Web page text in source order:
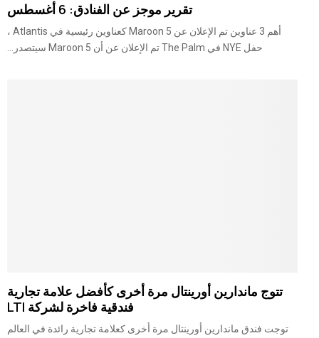
تقرير موجز عن الفنادق: 6 أغسطس
أهم 3 عناوين تم الإعلان عن Maroon 5 كعناوين رئيسية في Atlantis ،
حفل NYE في The Palm تم الإعلان عن أن Maroon 5 سيتصدر...
تتوج ماندارين أورينتال مرة أخرى كأفضل علامة تجارية
فندقية فاخرة لشركة LTI
توجت فندق ماندارين أورينتال مرة أخرى كعلامة تجارية رائدة في العالم